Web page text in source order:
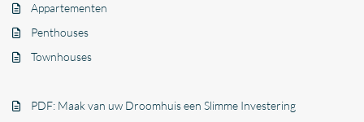
Appartementen
Penthouses
Townhouses
PDF: Maak van uw Droomhuis een Slimme Investering